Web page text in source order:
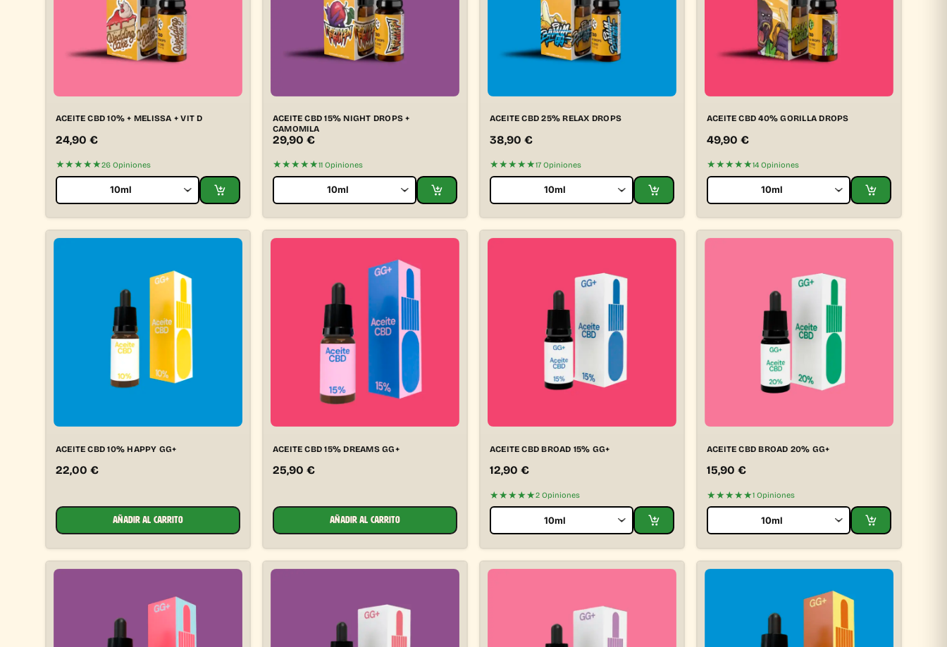
ACEITE CBD 10% + MELISSA + VIT D
24,90 €
★★★★★26 Opiniones
ACEITE CBD 15% NIGHT DROPS +
CAMOMILA
29,90 €
★★★★★11 Opiniones
ACEITE CBD 25% RELAX DROPS
38,90 €
★★★★★17 Opiniones
ACEITE CBD 40% GORILLA DROPS
49,90 €
★★★★★14 Opiniones
ACEITE CBD 10% HAPPY GG+
22,00 €
AÑADIR AL CARRITO
ACEITE CBD 15% DREAMS GG+
25,90 €
AÑADIR AL CARRITO
ACEITE CBD BROAD 15% GG+
12,90 €
★★★★★2 Opiniones
ACEITE CBD BROAD 20% GG+
15,90 €
★★★★★1 Opiniones